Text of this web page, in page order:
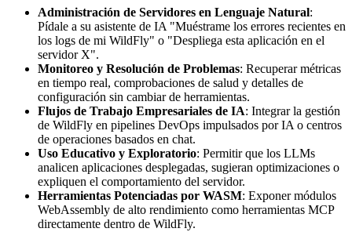
Administración de Servidores en Lenguaje Natural:
Pídale a su asistente de IA "Muéstrame los errores recientes en
los logs de mi WildFly" o "Despliega esta aplicación en el
servidor X".
Monitoreo y Resolución de Problemas: Recuperar métricas
en tiempo real, comprobaciones de salud y detalles de
configuración sin cambiar de herramientas.
Flujos de Trabajo Empresariales de IA: Integrar la gestión
de WildFly en pipelines DevOps impulsados por IA o centros
de operaciones basados en chat.
Uso Educativo y Exploratorio: Permitir que los LLMs
analicen aplicaciones desplegadas, sugieran optimizaciones o
expliquen el comportamiento del servidor.
Herramientas Potenciadas por WASM: Exponer módulos
WebAssembly de alto rendimiento como herramientas MCP
directamente dentro de WildFly.